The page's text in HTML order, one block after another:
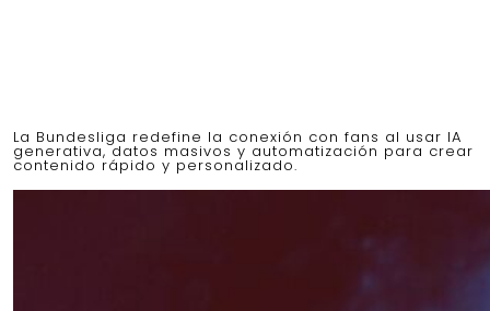
La Bundesliga redefine la conexión con fans al usar IA
generativa, datos masivos y automatización para crear
contenido rápido y personalizado.